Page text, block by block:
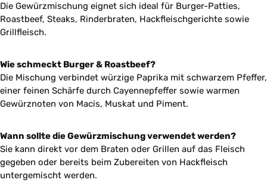
Die Gewürzmischung eignet sich ideal für Burger-Patties,
Roastbeef, Steaks, Rinderbraten, Hackfleischgerichte sowie
Grillfleisch.
Wie schmeckt Burger & Roastbeef?
Die Mischung verbindet würzige Paprika mit schwarzem Pfeffer,
einer feinen Schärfe durch Cayennepfeffer sowie warmen
Gewürznoten von Macis, Muskat und Piment.
Wann sollte die Gewürzmischung verwendet werden?
Sie kann direkt vor dem Braten oder Grillen auf das Fleisch
gegeben oder bereits beim Zubereiten von Hackfleisch
untergemischt werden.